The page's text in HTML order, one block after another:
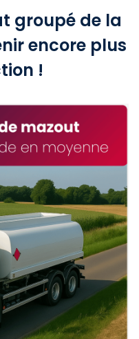
groupé de la
encore plus
!